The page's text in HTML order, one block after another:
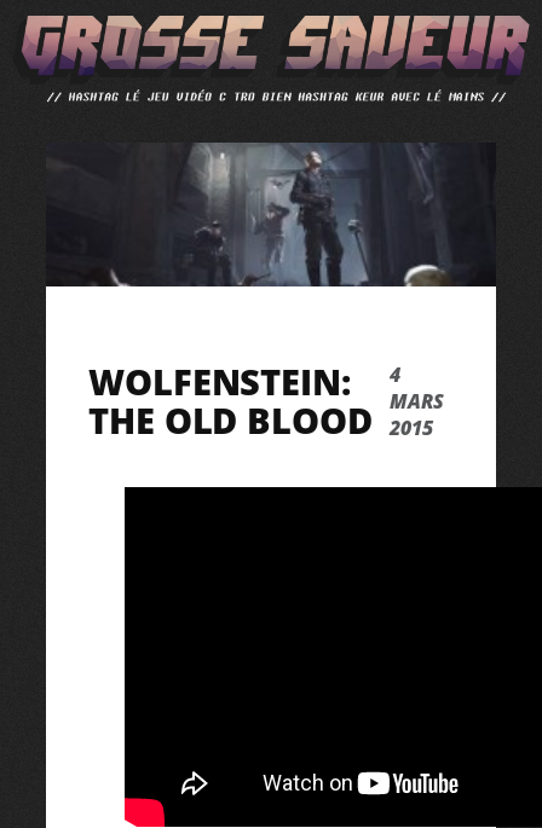
ALLER
AU
CONTENU
WOLFENSTEIN:
THE OLD BLOOD
4
MARS
2015